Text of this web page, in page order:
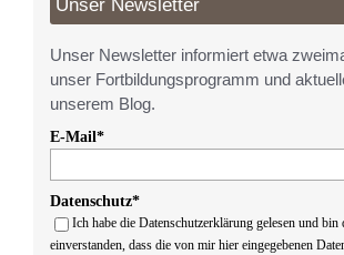
Unser Newsletter
Unser Newsletter informiert etwa
unser Fortbildungsprogramm und
unserem Blog.
E-Mail*
Datenschutz*
Ich habe die Datenschutzerklärung gelesen und bin
einverstanden, dass die von mir hier eingegebenen